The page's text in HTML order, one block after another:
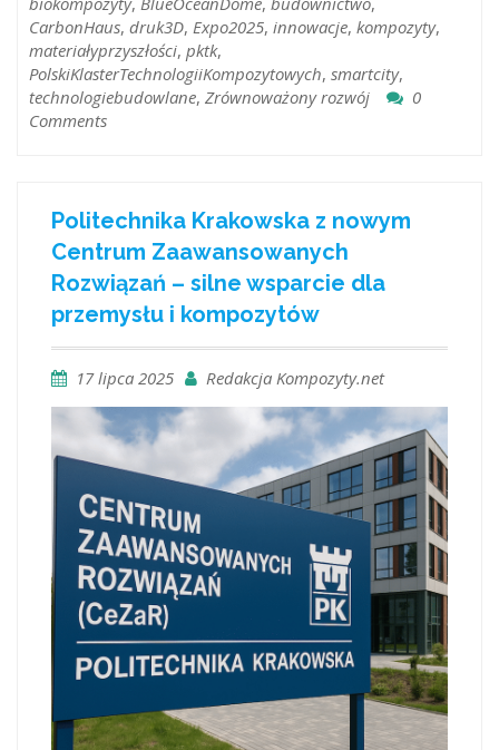
CarbonHaus, druk3D, Expo2025, innowacje, kompozyty,
materiałyprzyszłości, pktk,
PolskiKlasterTechnologiiKompozytowych, smartcity,
technologiebudowlane, Zrównoważony rozwój
0
Comments
Politechnika Krakowska z nowym
Centrum Zaawansowanych
Rozwiązań – silne wsparcie dla
przemysłu i kompozytów
17 lipca 2025 Redakcja Kompozyty.net